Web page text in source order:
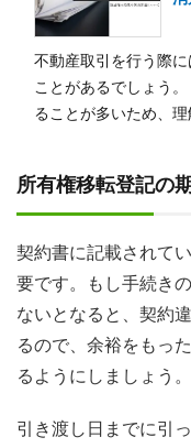
不動産取引を行う際
ことがあるでしょう
ることが多いため、理
所有権移転登記の
契約書に記載されて
要です。もし手続き
ないとなると、 契約
るので、余裕をもっ
るようにしましょう。
引き渡し日までに引